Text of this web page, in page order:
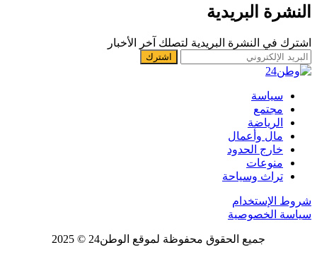
النشرة البريدية
اشترك في النشرة البريدية لتصلك آخر الأخبار
سياسة
مجتمع
الرياضة
مال وأعمال
خارج الحدود
منوعات
تراث وسياحة
شروط الإستخدام
سياسة الخصوصية
جميع الحقوق محفوظة لموقع الوطن24 © 2025